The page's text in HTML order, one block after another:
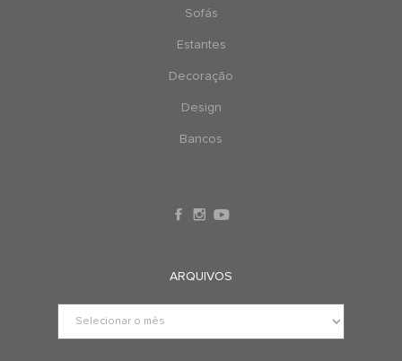
Sofás
Estantes
Decoração
Design
Bancos
ARQUIVOS